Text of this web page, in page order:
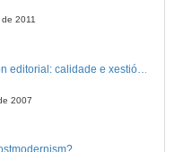
Daniel Fernández
2011
2007